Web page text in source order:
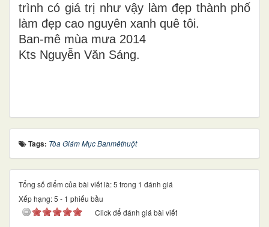
trình có giá trị như vậy làm đẹp thành phố
làm đẹp cao nguyên xanh quê tôi.
Ban-mê mùa mưa 2014
Kts Nguyễn Văn Sáng.
Tags: Tòa Giám Mục Banmêthuột
Tổng số điểm của bài viết là: 5 trong 1 đánh giá
Xếp hạng:5 - 1 phiếu bầu
Click để đánh giá bài viết